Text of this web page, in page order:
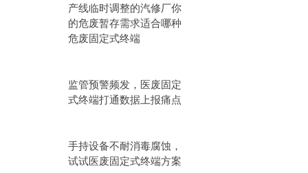
产线临时调整的汽修厂你
的危废暂存需求适合哪种
危废固定式终端
监管预警频发，医废固定
式终端打通数据上报痛点
手持设备不耐消毒腐蚀，
试试医废固定式终端方案